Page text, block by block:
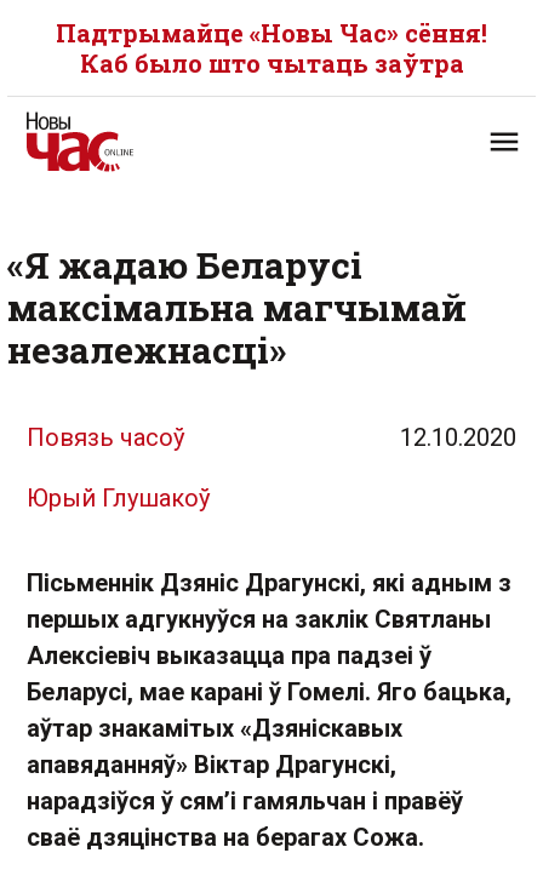
Падтрымайце «Новы Час» сёння!
Каб было што чытаць заўтра
«Я жадаю Беларусі
максімальна магчымай
незалежнасці»
Повязь часоў 12.10.2020
Юрый Глушакоў
Пісьменнік Дзяніс Драгунскі, які адным з
першых адгукнуўся на заклік Святланы
Алексіевіч выказацца пра падзеі ў
Беларусі, мае карані ў Гомелі. Яго бацька,
аўтар знакамітых «Дзяніскавых
апавяданняў» Віктар Драгунскі,
нарадзіўся ў сям’і гамяльчан і правёў
сваё дзяцінства на берагах Сожа.